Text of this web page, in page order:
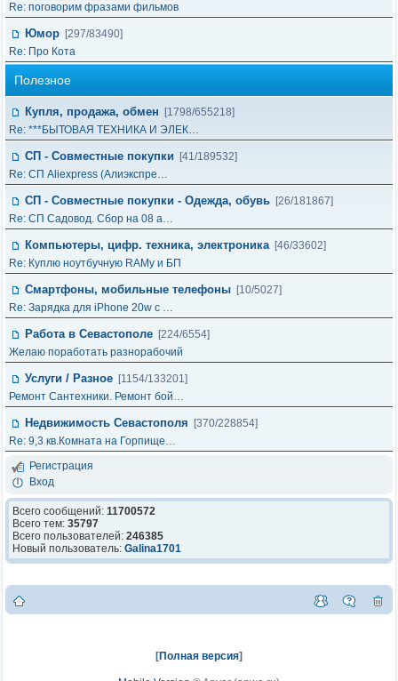
Re: поговорим фразами фильмов
Юмор [297/83490]
Re: Про Кота
Полезное
Купля, продажа, обмен
[1798/655218]
Re: ***БЫТОВАЯ ТЕХНИКА И ЭЛЕК…
СП - Совместные покупки
[41/189532]
Re: СП Aliexpress (Алиэкспре…
СП - Совместные покупки - Одежда, обувь [26/181867]
Re: СП Садовод. Сбор на 08 а…
Компьютеры, цифр. техника, электроника [46/33602]
Re: Куплю ноутбучную RAMу и БП
Смартфоны, мобильные телефоны [10/5027]
Re: Зарядка для iPhone 20w с …
Работа в Севастополе [224/6554]
Желаю поработать разнорабочий
Услуги / Разное [1154/133201]
Ремонт Сантехники. Ремонт бой…
Недвижимость Севастополя
[370/228854]
Re: 9,3 кв.Комната на Горпище…
Регистрация
Вход
Всего сообщений: 11700572
Всего тем: 35797
Всего пользователей: 246385
Новый пользователь: Galina1701
[Полная версия]